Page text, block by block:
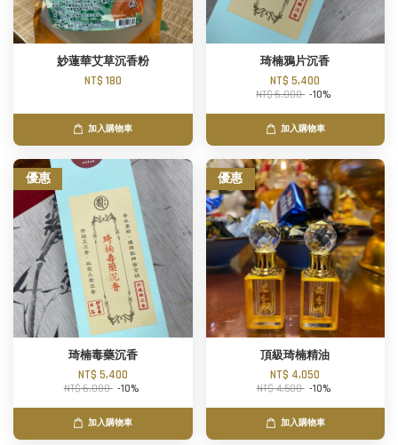
妙蓮華艾草沉香粉
NT$ 180
加入購物車
琦楠鴉片沉香
NT$ 5,400
NT$ 6,000 -10%
加入購物車
優惠
琦楠毒藥沉香
NT$ 5,400
NT$ 6,000 -10%
加入購物車
優惠
頂級琦楠精油
NT$ 4,050
NT$ 4,500 -10%
加入購物車